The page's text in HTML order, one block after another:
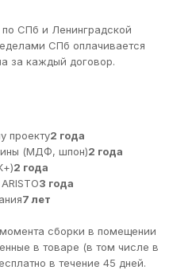
СПб и Ленинградской
СПб оплачивается
за каждый договор.
проекту2 года
(МДФ, шпон)2 года
2 года
3 года
7 лет
сборки в помещении
в товаре (в том числе в
в течение 45 дней.